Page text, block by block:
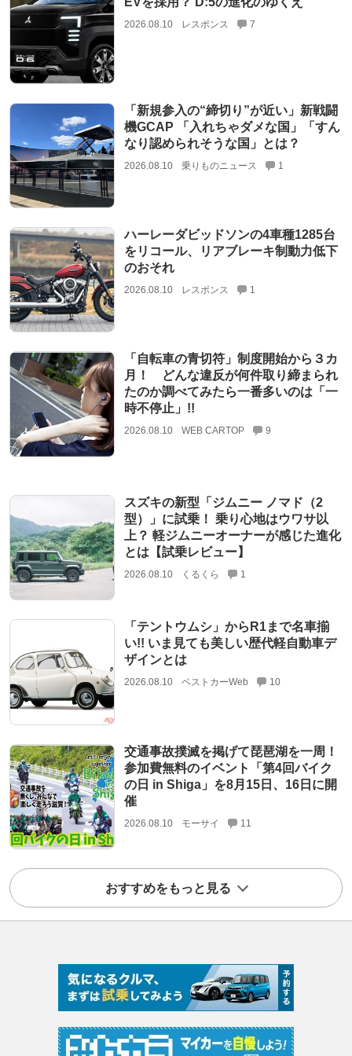
2026.08.10 レスポンス 7
「新規参入の“締切り”が近い」新戦闘
機GCAP 「入れちゃダメな国」「すん
なり認められそうな国」とは？
2026.08.10 乗りものニュース 1
ハーレーダビッドソンの4車種1285台
をリコール、リアブレーキ制動力低下
のおそれ
2026.08.10 レスポンス 1
「自転車の青切符」制度開始から３カ
月！ どんな違反が何件取り締まられ
たのか調べてみたら一番多いのは「一
時不停止」!!
2026.08.10 WEB CARTOP 9
スズキの新型「ジムニー ノマド（2
型）」に試乗！ 乗り心地はウワサ以
上？ 軽ジムニーオーナーが感じた進化
とは【試乗レビュー】
2026.08.10 くるくら 1
「テントウムシ」からR1まで名車揃
い!! いま見ても美しい歴代軽自動車デ
ザインとは
2026.08.10 ベストカーWeb 10
交通事故撲滅を掲げて琵琶湖を一周！
参加費無料のイベント「第4回バイク
の日 in Shiga」を8月15日、16日に開
催
2026.08.10 モーサイ 11
おすすめをもっと見る